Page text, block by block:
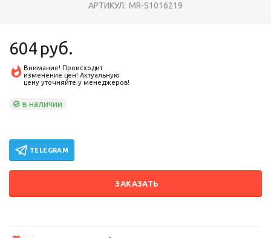
АРТИКУЛ: MR-S1016219
604 руб.
Внимание! Происходит
изменение цен! Актуальную
цену уточняйте у менеджеров!
в наличии
TELEGRAM
ЗАКАЗАТЬ